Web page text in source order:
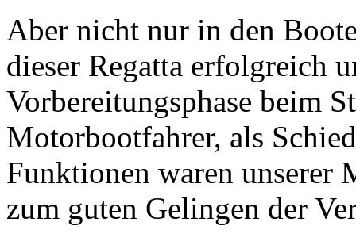
Aber nicht nur in den
dieser Regatta erfolgreich
Vorbereitungsphase beim
Motorbootfahrer, als
Funktionen waren unserer
zum guten Gelingen der